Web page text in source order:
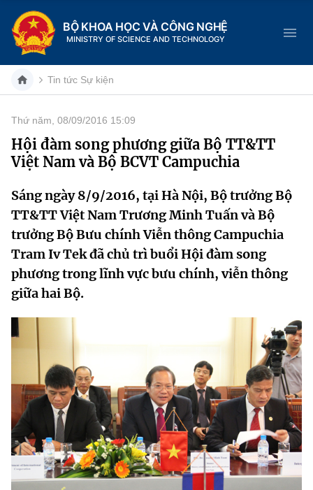
BỘ KHOA HỌC VÀ CÔNG NGHỆ
MINISTRY OF SCIENCE AND TECHNOLOGY
Danh mục
Trang chủ
Giới thiệu
Chức năng nhiệm vụ
Cơ cấu tổ chức
Lịch sử phát triển
Sở Khoa học và Công nghệ
Tin tức sự kiện
Khoa học và Công nghệ
Đổi mới sáng tạo
Chuyển đổi số
Bưu chính, Viễn thông
Sở hữu trí tuệ
Tiêu chuẩn, đo lường, chất lượng
Năng lượng nguyên tử
Hệ thống văn bản
Văn bản QPPL
Văn bản chỉ đạo điều hành
Lấy ý kiến người dân về dự thảo VBQPPL
MST IOFFICE
THỐNG KÊ
Khoa học và Công nghệ
Đổi mới sáng tạo
Chuyển đổi số
Multimedia
THƯ ĐIỆN TỬ
Khác
Videos
Tin tức Sự kiện
Thứ năm, 08/09/2016 15:09
Hội đàm song phương giữa Bộ TT&TT
Việt Nam và Bộ BCVT Campuchia
Sáng ngày 8/9/2016, tại Hà Nội, Bộ trưởng Bộ
TT&TT Việt Nam Trương Minh Tuấn và Bộ
trưởng Bộ Bưu chính Viễn thông Campuchia
Tram Iv Tek đã chủ trì buổi Hội đàm song
phương trong lĩnh vực bưu chính, viễn thông
giữa hai Bộ.